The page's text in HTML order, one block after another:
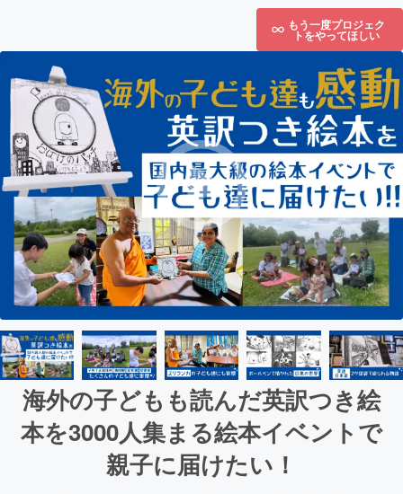
もう一度プロジェク
トをやってほしい
海外の子どもも読んだ英訳つき絵
本を3000人集まる絵本イベントで
親子に届けたい！